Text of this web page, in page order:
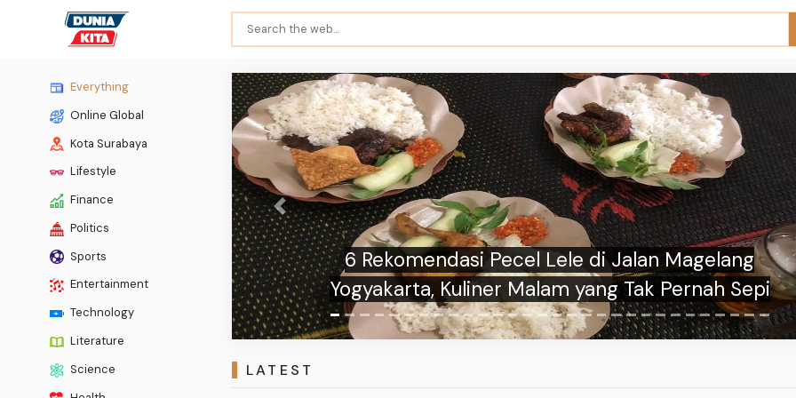
Everything
Online Global
Kota Surabaya
Lifestyle
Finance
Politics
Sports
Entertainment
Technology
Literature
Science
Kabin Bebas Bau Apek, Ini Deretan Parfum Mobil
yang Wanginya Bikin Betah di Jalan
Previous
LATEST